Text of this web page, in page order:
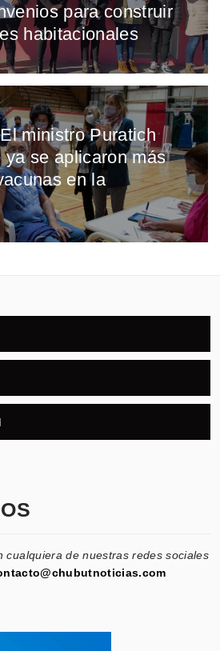
para construir
habitacionales
ministro Puratich
ya se aplicaron más
en la
cualquiera de nuestras redes sociales